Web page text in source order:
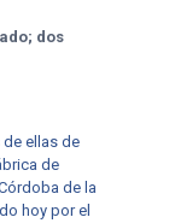
dos
ellas de
de
de la
hoy por el